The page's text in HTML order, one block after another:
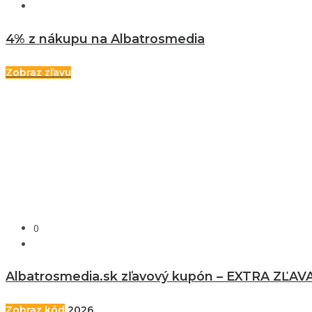
4% z nákupu na Albatrosmedia
Zobraz zľavu
0
Albatrosmedia.sk zľavový kupón – EXTRA